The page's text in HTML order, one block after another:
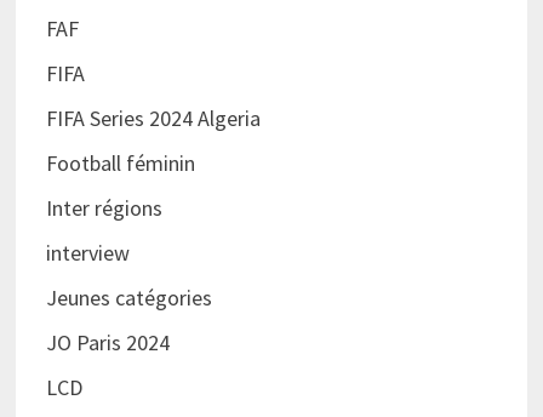
FAF
FIFA
FIFA Series 2024 Algeria
Football féminin
Inter régions
interview
Jeunes catégories
JO Paris 2024
LCD